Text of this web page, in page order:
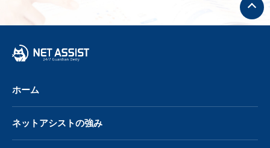
ッ
プ
へ
ホーム
ネットアシストの強み